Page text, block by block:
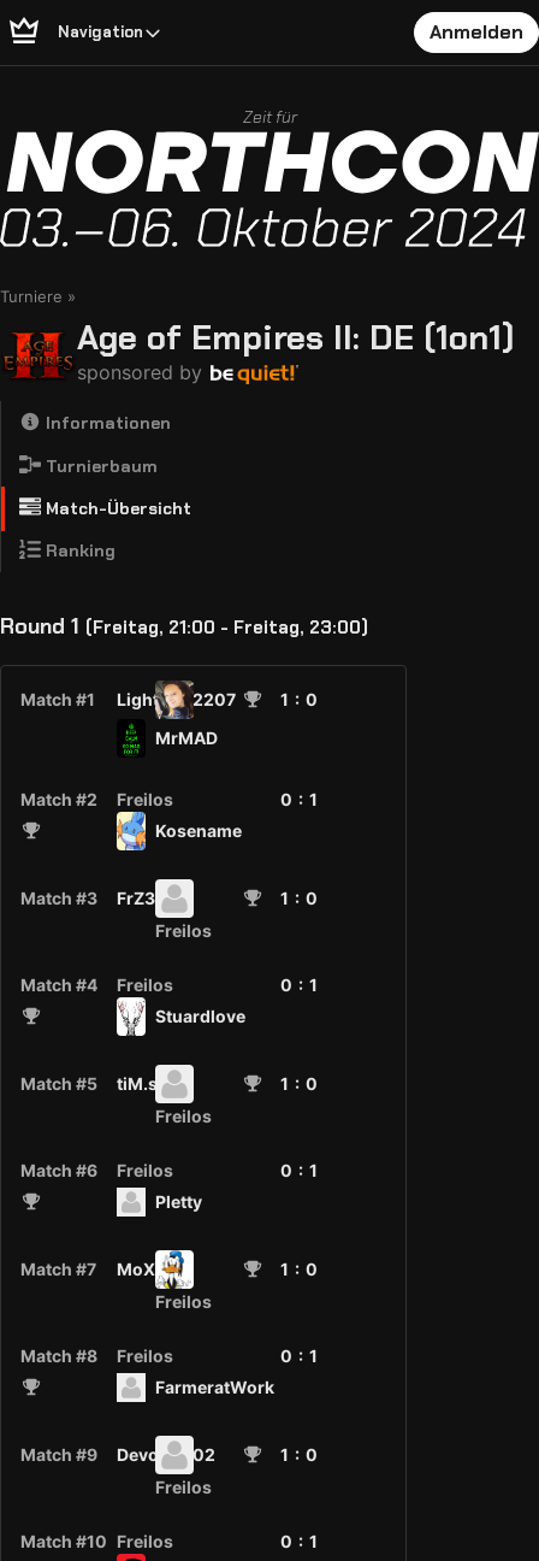
Navigation Anmelden
Zeit für
Turniere
Age of Empires II: DE (1on1)
sponsored by
Informationen
Turnierbaum
Match-Übersicht
Ranking
Round 1 (Freitag, 21:00 - Freitag, 23:00)
Match #1 LightStar2207 1 : 0
MrMAD
Match #2 Freilos 0 : 1
Kosename
Match #3 FrZ3n0 1 : 0
Freilos
Match #4 Freilos 0 : 1
Stuardlove
Match #5 tiM.s 1 : 0
Freilos
Match #6 Freilos 0 : 1
Pletty
Match #7 MoX 1 : 0
Freilos
Match #8 Freilos 0 : 1
FarmeratWork
Match #9 Devon3002 1 : 0
Freilos
Match #10 Freilos 0 : 1